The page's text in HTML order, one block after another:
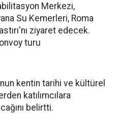
Merkezi,
Su Kemerleri, Roma
ziyaret edecek.
turu
kentin tarihi ve kültürel
katılımcılara
belirtti.